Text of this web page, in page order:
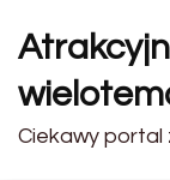
Ciekawy portal